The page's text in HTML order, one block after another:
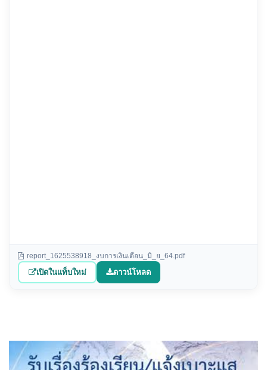
report_1625538918_งบการเงินเดือน_มิ_ย_64.pdf
เปิดในแท็บใหม่ ดาวน์โหลด